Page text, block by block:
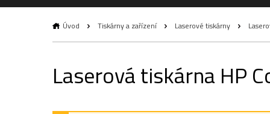
Úvod Tiskárny a zařízení Laserové tiskárny
Laserová tiskárna HP